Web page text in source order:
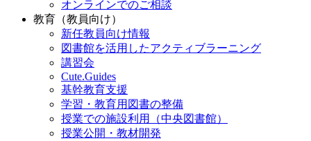
オンラインでのご相談
教育（教員向け）
新任教員向け情報
図書館を活用したアクティブラーニング
講習会
Cute.Guides
基幹教育支援
学習・教育用図書の整備
授業での施設利用（中央図書館）
授業公開・教材開発